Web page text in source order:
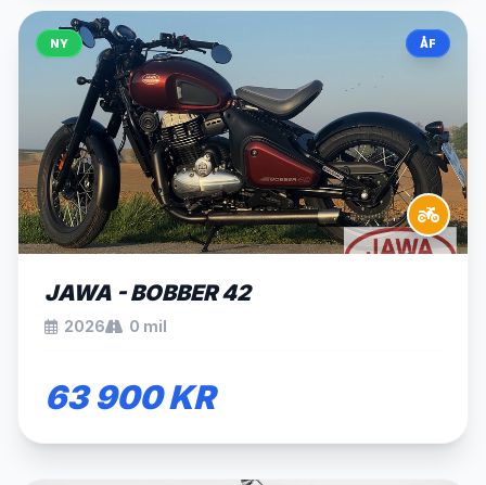
NY ÅF
JAWA - BOBBER 42
2026 0 mil
63 900 KR